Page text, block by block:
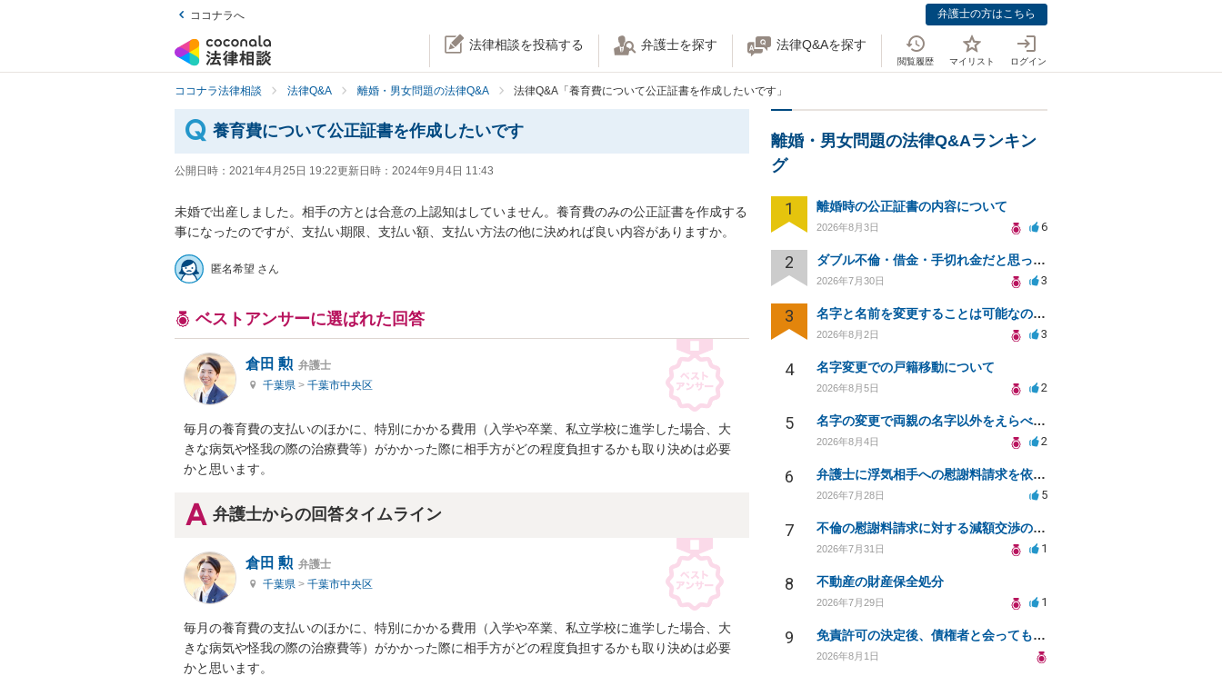
ココナラへ 弁護士の方はこちら
法律相談を投稿する 弁護士を探す 法律Q&Aを探す
閲覧履歴 マイリスト ログイン
ココナラ法律相談 法律Q&A 離婚・男女問題の法律Q&A 法律Q&A「養育費について公正証書を作成したいです」
養育費について公正証書を作成したいです
公開日時： 2021年4月25日 19:22更新日時： 2024年9月4日 11:43
未婚で出産しました。相手の方とは合意の上認知はしていません。養育費のみの公正証書を作成する
事になったのですが、支払い期限、支払い額、支払い方法の他に決めれば良い内容がありますか。
匿名希望 さん
ベストアンサーに選ばれた回答
倉田 勲 弁護士
千葉県 > 千葉市中央区
毎月の養育費の支払いのほかに、特別にかかる費用（入学や卒業、私立学校に進学した場合、大
きな病気や怪我の際の治療費等）がかかった際に相手方がどの程度負担するかも取り決めは必要
かと思います。
弁護士からの回答タイムライン
倉田 勲 弁護士
千葉県 > 千葉市中央区
毎月の養育費の支払いのほかに、特別にかかる費用（入学や卒業、私立学校に進学した場合、大
きな病気や怪我の際の治療費等）がかかった際に相手方がどの程度負担するかも取り決めは必要
かと思います。
離婚・男女問題の法律Q&Aランキン
グ
1 離婚時の公正証書の内容について
2026年8月3日 6
2 ダブル不倫・借金・手切れ金だと思っていたお金を1年後いまさら脅迫罪として通知書が来てまとめて請求
2026年7月30日 3
3 名字と名前を変更することは可能なのか？
2026年8月2日 3
4 名字変更での戸籍移動について
2026年8月5日 2
5 名字の変更で両親の名字以外をえらべるのか？
2026年8月4日 2
6 弁護士に浮気相手への慰謝料請求を依頼する費用相場は？
2026年7月28日 5
7 不倫の慰謝料請求に対する減額交渉の可能性と対策
2026年7月31日 1
8 不動産の財産保全処分
2026年7月29日 1
9 免責許可の決定後、債権者と会ってもいいのか？
2026年8月1日